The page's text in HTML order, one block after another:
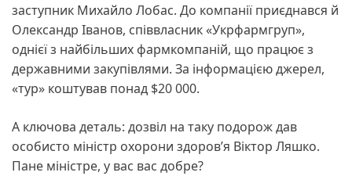
заступник Михайло Лобас. До компанії приєднався й
Олександр Іванов, співвласник «Укрфармгруп»,
однієї з найбільших фармкомпаній, що працює з
державними закупівлями. За інформацією джерел,
«тур» коштував понад $20 000.
А ключова деталь: дозвіл на таку подорож дав
особисто міністр охорони здоров’я Віктор Ляшко.
Пане міністре, у вас вас добре?